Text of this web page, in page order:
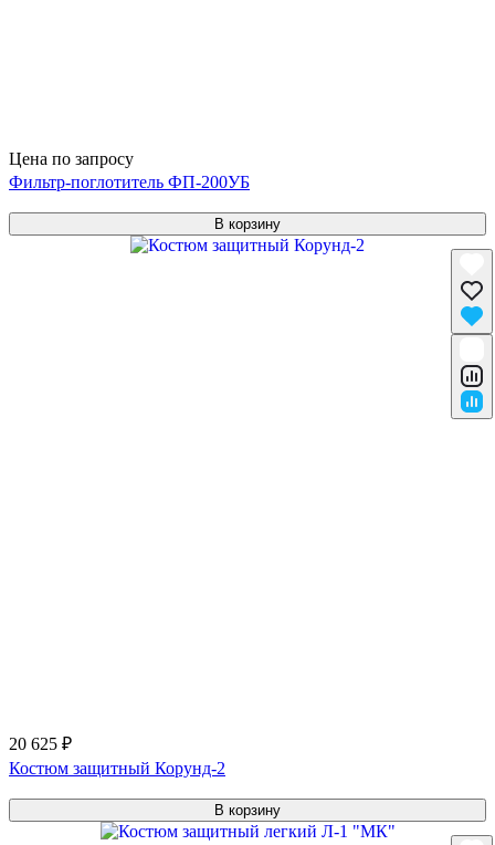
Цена по запросу
Фильтр-поглотитель ФП-200УБ
В корзину
20 625 ₽
Костюм защитный Корунд-2
В корзину